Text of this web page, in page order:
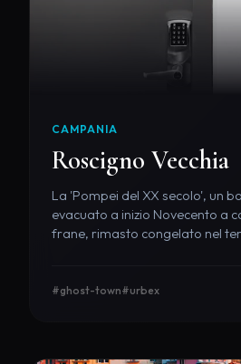
CAMPANIA
Roscigno Vecchia
La 'Pompei del XX secolo', un
evacuato a inizio Novecento a
frane, rimasto congelato nel
#ghost-town#urbex